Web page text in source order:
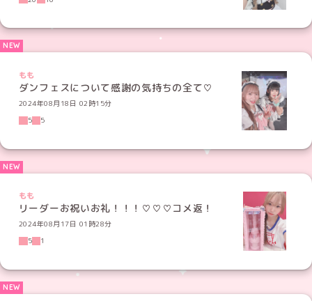
もも
ダンフェスについて感謝の気持ちの全て♡
2024年08月18日 02時15分
5
5
もも
リーダーお祝いお礼！！！♡♡♡コメ返！
2024年08月17日 01時28分
5
1